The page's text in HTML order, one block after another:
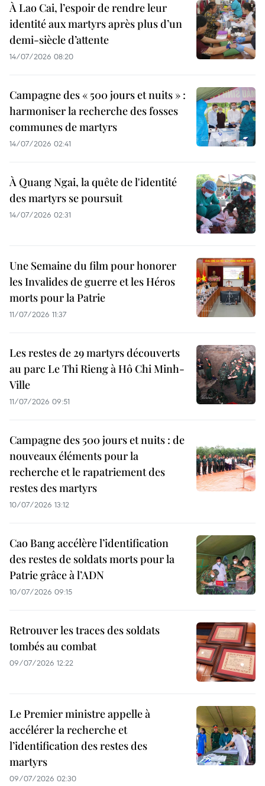
À Lao Cai, l’espoir de rendre leur
identité aux martyrs après plus d’un
demi-siècle d’attente
14/07/2026 08:20
Campagne des « 500 jours et nuits » :
harmoniser la recherche des fosses
communes de martyrs
14/07/2026 02:41
À Quang Ngai, la quête de l'identité
des martyrs se poursuit
14/07/2026 02:31
Une Semaine du film pour honorer
les Invalides de guerre et les Héros
morts pour la Patrie
11/07/2026 11:37
Les restes de 29 martyrs découverts
au parc Le Thi Rieng à Hô Chi Minh-
Ville
11/07/2026 09:51
Campagne des 500 jours et nuits : de
nouveaux éléments pour la
recherche et le rapatriement des
restes des martyrs
10/07/2026 13:12
Cao Bang accélère l’identification
des restes de soldats morts pour la
Patrie grâce à l’ADN
10/07/2026 09:15
Retrouver les traces des soldats
tombés au combat
09/07/2026 12:22
Le Premier ministre appelle à
accélérer la recherche et
l’identification des restes des
martyrs
09/07/2026 02:30